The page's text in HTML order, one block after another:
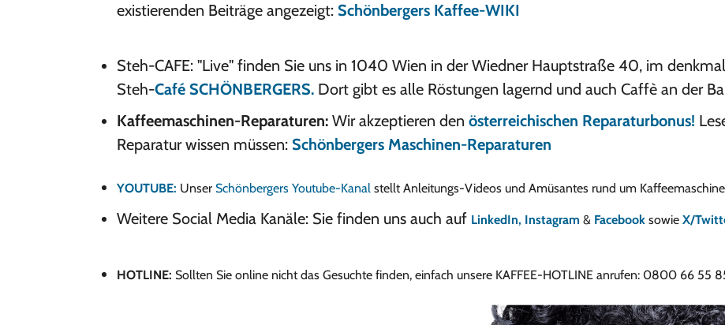
existierenden Beiträge angezeigt: Schönbergers Kaffee-WIKI
Steh-CAFE: "Live" finden Sie uns in 1040 Wien in der Wiedner Hauptstraße 40, im
Steh-Café SCHÖNBERGERS. Dort gibt es alle Röstungen lagernd und auch Caffè an der
Kaffeemaschinen-Reparaturen: Wir akzeptieren den österreichischen Reparaturbonus!
Reparatur wissen müssen: Schönbergers Maschinen-Reparaturen
YOUTUBE: Unser Schönbergers Youtube-Kanal stellt Anleitungs-Videos und Amüsantes rund um
Weitere Social Media Kanäle: Sie finden uns auch auf LinkedIn, Instagram & Facebook sowie X/
HOTLINE: Sollten Sie online nicht das Gesuchte finden, einfach unsere KAFFEE-HOTLINE anrufen: 0800 66 55